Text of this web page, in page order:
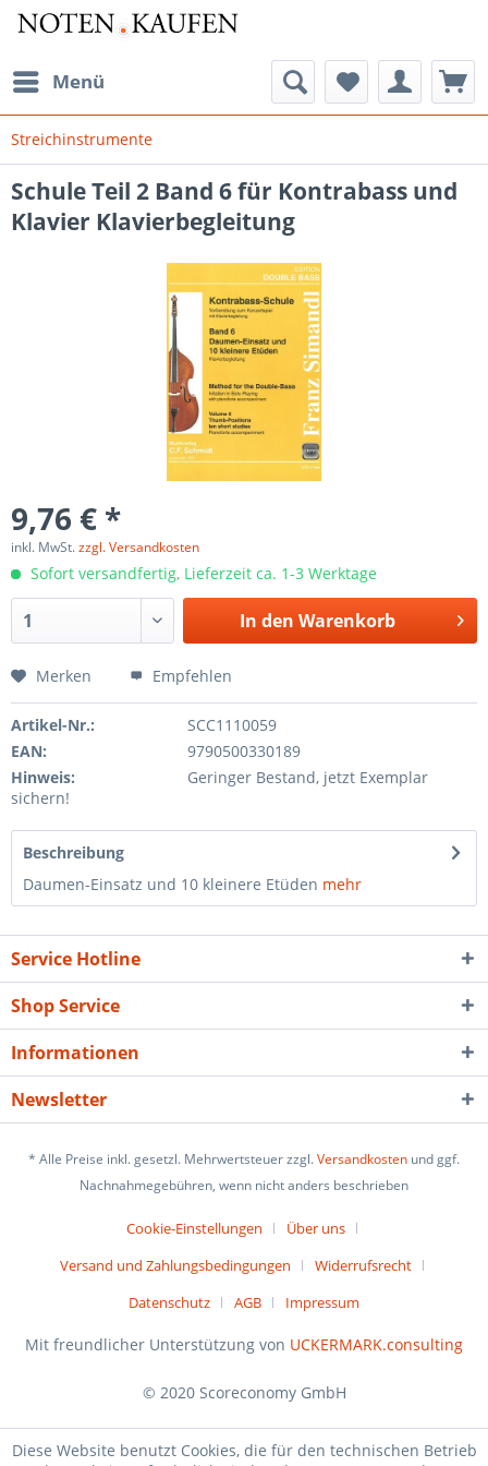
Menü
Streichinstrumente
Schule Teil 2 Band 6 für Kontrabass und
Klavier Klavierbegleitung
9,76 € *
inkl. MwSt.zzgl. Versandkosten
Sofort versandfertig, Lieferzeit ca. 1-3 Werktage
In den Warenkorb
Merken Empfehlen
Artikel-Nr.:
SCC1110059
EAN:
9790500330189
Hinweis:
Geringer Bestand, jetzt Exemplar
sichern!
Beschreibung
Daumen-Einsatz und 10 kleinere Etüden mehr
Service Hotline
Shop Service
Informationen
Newsletter
* Alle Preise inkl. gesetzl. Mehrwertsteuer zzgl.Versandkosten und ggf.
Nachnahmegebühren, wenn nicht anders beschrieben
Cookie-Einstellungen
Über uns
Versand und Zahlungsbedingungen
Widerrufsrecht
Datenschutz
AGB Impressum
Mit freundlicher Unterstützung von UCKERMARK.consulting
© 2020 Scoreconomy GmbH
Diese Website benutzt Cookies, die für den technischen Betrieb